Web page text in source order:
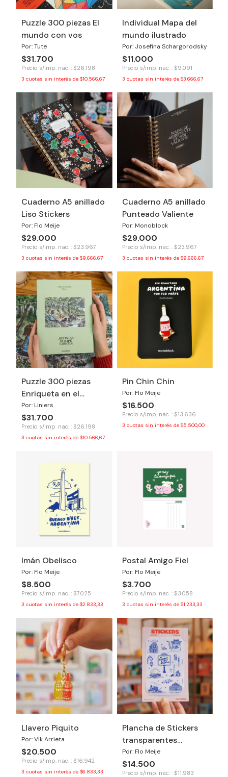
Puzzle 300 piezas El
mundo con vos
Por: Tute
$31.700
Precio s/imp. nac. : $26.198
3 cuotas sin interés de $10.566,67
Individual Mapa del
mundo ilustrado
Por: Josefina Schargorodsky
$11.000
Precio s/imp. nac. : $9.091
3 cuotas sin interés de $3.666,67
Cuaderno A5 anillado
Liso Stickers
Por: Flo Meije
$29.000
Precio s/imp. nac. : $23.967
3 cuotas sin interés de $9.666,67
Cuaderno A5 anillado
Punteado Valiente
Por: Monoblock
$29.000
Precio s/imp. nac. : $23.967
3 cuotas sin interés de $9.666,67
Puzzle 300 piezas
Enriqueta en el
bosque
Por: Liniers
$31.700
Precio s/imp. nac. : $26.198
3 cuotas sin interés de $10.566,67
Pin Chin Chin
Por: Flo Meije
$16.500
Precio s/imp. nac. : $13.636
3 cuotas sin interés de $5.500,00
Imán Obelisco
Por: Flo Meije
$8.500
Precio s/imp. nac. : $7.025
3 cuotas sin interés de $2.833,33
Postal Amigo Fiel
Por: Flo Meije
$3.700
Precio s/imp. nac. : $3.058
3 cuotas sin interés de $1.233,33
Llavero Piquito
Por: Vik Arrieta
$20.500
Precio s/imp. nac. : $16.942
3 cuotas sin interés de $6.833,33
Plancha de Stickers
transparentes
Buenos Aires
Por: Flo Meije
$14.500
Precio s/imp. nac. : $11.983